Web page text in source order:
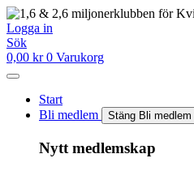
Hoppa
till
innehåll
Logga in
Sök
0,00 kr 0 Varukorg
Start
Bli medlem
Stäng Bli medlem
Nytt medlemskap